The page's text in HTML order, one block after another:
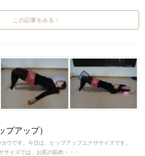
この記事をみる >
プアップ）
ウです。今日は、ヒップアップエクササイズです。
サイズでは、お尻の筋肉・・・